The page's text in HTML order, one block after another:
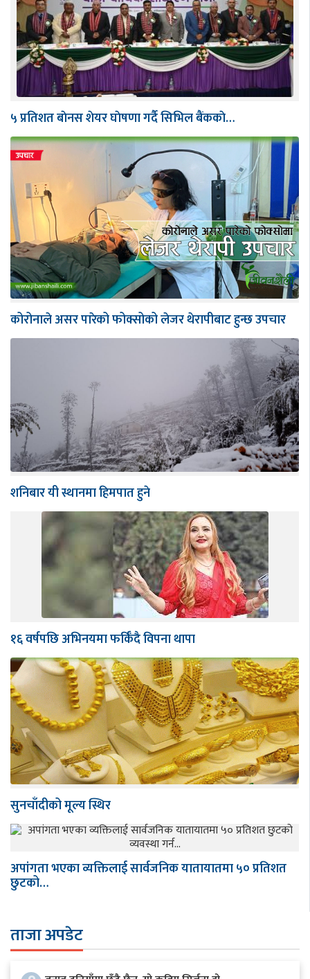
५ प्रतिशत बाेनस शेयर घाेषणा गर्दै सिभिल बैंककाे…
कोरोनाले असर पारेको फोक्सोको लेजर थेरापीबाट हुन्छ उपचार
शनिबार यी स्थानमा हिमपात हुने
१६ वर्षपछि अभिनयमा फर्किँदै विपना थापा
सुनचाँदीको मूल्य स्थिर
अपांगता भएका व्यक्तिलाई सार्वजनिक यातायातमा ५० प्रतिशत
छुटको…
ताजा अपडेट